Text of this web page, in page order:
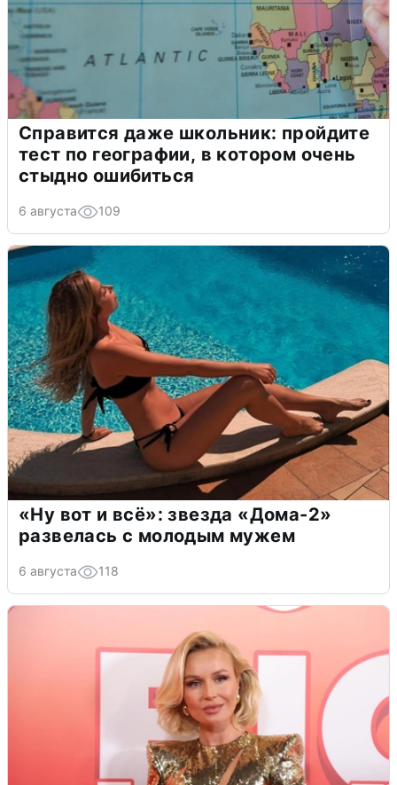
Справится даже школьник: пройдите
тест по географии, в котором очень
стыдно ошибиться
6 августа 109
«Ну вот и всё»: звезда «Дома-2»
развелась с молодым мужем
6 августа 118